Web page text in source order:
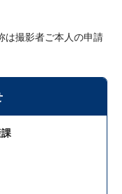
は撮影者ご本人の申請